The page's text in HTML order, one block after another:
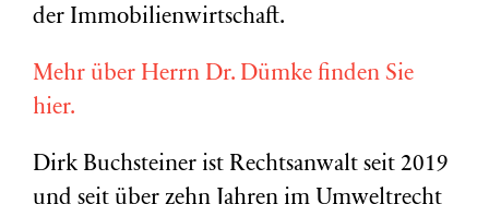
der Immobilienwirtschaft.
Mehr über Herrn Dr. Dümke finden Sie
hier.
Dirk Buchsteiner ist Rechtsanwalt seit 2019
und seit über zehn Jahren im Umweltrecht